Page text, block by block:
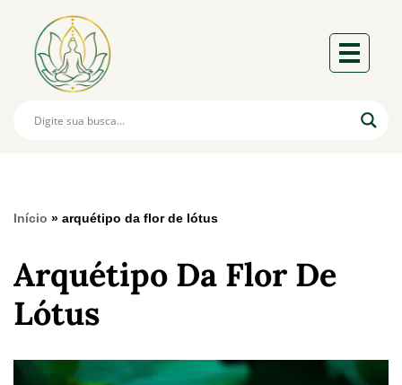
Início » arquétipo da flor de lótus
Arquétipo Da Flor De
Lótus